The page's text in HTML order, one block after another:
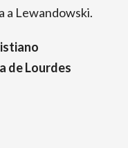
a Lewandowski.
de Lourdes